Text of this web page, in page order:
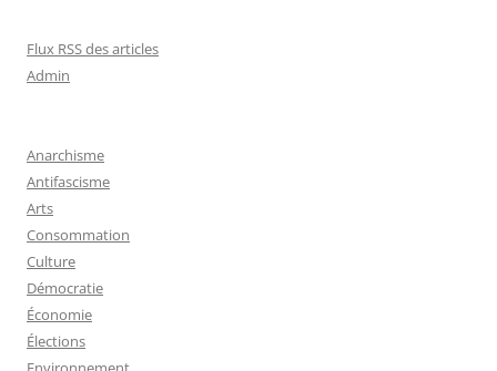
Flux RSS des articles
Admin
Anarchisme
Antifascisme
Arts
Consommation
Culture
Démocratie
Économie
Élections